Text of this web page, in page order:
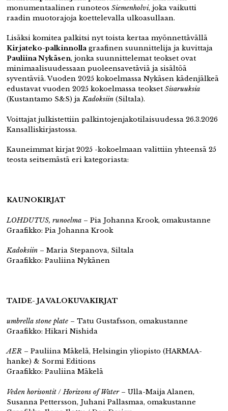
monumentaalinen runoteos Siemenholvi, joka vaikutti
raadin muotorajoja koettelevalla ulkoasullaan.
Lisäksi komitea palkitsi nyt toista kertaa myönnettävällä
Kirjateko-palkinnolla graafinen suunnittelija ja kuvittaja
Pauliina Nykäsen, jonka suunnittelemat teokset ovat
minimaalisuudessaan puoleensavetäviä ja sisältöä
syventäviä. Vuoden 2025 kokoelmassa Nykäsen kädenjälkeä
edustavat vuoden 2025 kokoelmassa teokset Sisaruuksia
(Kustantamo S&S) jaKadoksiin (Siltala).
Voittajat julkistettiin palkintojenjakotilaisuudessa 26.3.2026
Kansalliskirjastossa.
Kauneimmat kirjat 2025 -kokoelmaan valittiin yhteensä 25
teosta seitsemästä eri kategoriasta:
KAUNOKIRJAT
LOHDUTUS, runoelma – Pia Johanna Krook, omakustanne
Graafikko: Pia Johanna Krook
Kadoksiin – Maria Stepanova, Siltala
Graafikko: Pauliina Nykänen
TAIDE- JA VALOKUVAKIRJAT
umbrella stone plate – Tatu Gustafsson, omakustanne
Graafikko: Hikari Nishida
AER – Pauliina Mäkelä, Helsingin yliopisto (HARMAA-
hanke) & Sormi Editions
Graafikko: Pauliina Mäkelä
Veden horisontit/Horizons of Water– Ulla-Maija Alanen,
Susanna Pettersson, Juhani Pallasmaa, omakustanne